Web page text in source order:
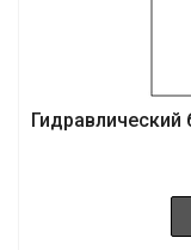
Гидравлический